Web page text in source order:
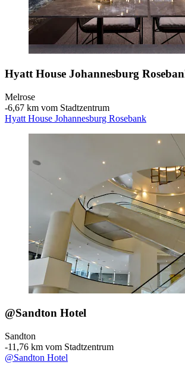
Hyatt House Johannesburg
Melrose
‐6,67 km vom Stadtzentrum
Hyatt House Johannesburg Rosebank
@Sandton Hotel
Sandton
‐11,76 km vom Stadtzentrum
@Sandton Hotel